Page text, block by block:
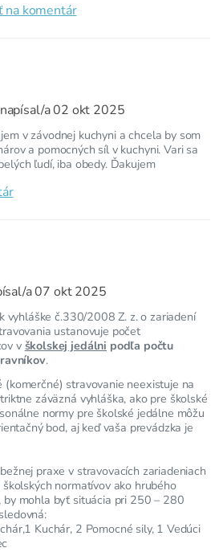
na komentár
napísal/a02 okt 2025
v závodnej kuchyni a chcela by som
a pomocných síl v kuchyni. Vari sa
ľudí, iba obedy. Ďakujem
a07 okt 2025
vyhláške č.330/2008 Z. z. o zariadení
ustanovuje počet
v školskej jedálni podľa počtu
.
(komerčné) stravovanie neexistuje na
záväzná vyhláška, ako pre školské
normy pre školské jedálne môžu
bod, aj keď vaša prevádzka je
praxe v stravovacích zariadeniach
normatívov ako hrubého
by mohla byť situácia pri 250 – 280
Kuchár, 2 Pomocné sily, 1 Vedúci